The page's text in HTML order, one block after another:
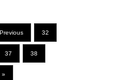
32
37 38
»